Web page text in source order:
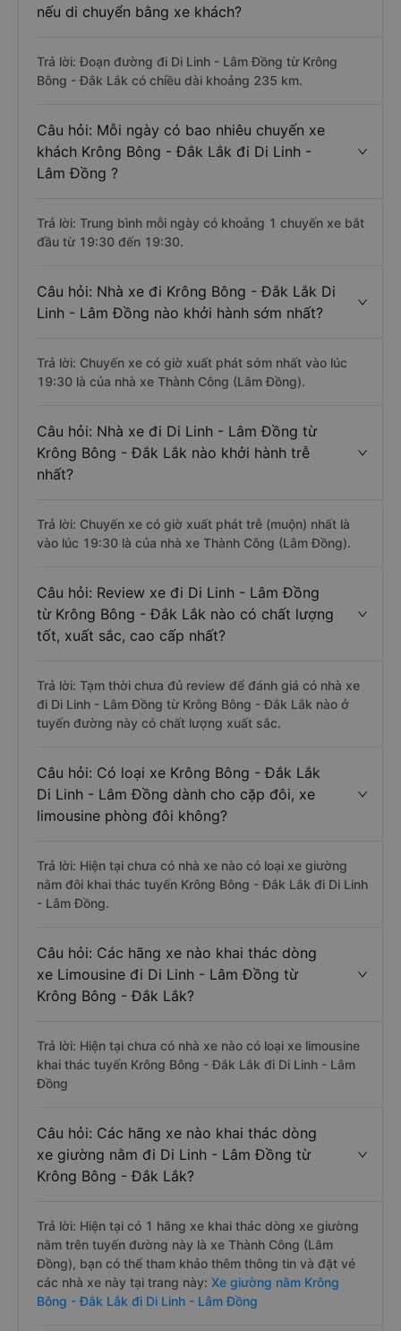
nếu di chuyển bằng xe khách?
Trả lời: Đoạn đường đi Di Linh - Lâm Đồng từ Krông
Bông - Đắk Lắk có chiều dài khoảng 235 km.
Câu hỏi: Mỗi ngày có bao nhiêu chuyến xe
khách Krông Bông - Đắk Lắk đi Di Linh -
Lâm Đồng ?
Trả lời: Trung bình mỗi ngày có khoảng 1 chuyến xe bắt
đầu từ 19:30 đến 19:30.
Câu hỏi: Nhà xe đi Krông Bông - Đắk Lắk Di
Linh - Lâm Đồng nào khởi hành sớm nhất?
Trả lời: Chuyến xe có giờ xuất phát sớm nhất vào lúc
19:30 là của nhà xe Thành Công (Lâm Đồng).
Câu hỏi: Nhà xe đi Di Linh - Lâm Đồng từ
Krông Bông - Đắk Lắk nào khởi hành trễ
nhất?
Trả lời: Chuyến xe có giờ xuất phát trễ (muộn) nhất là
vào lúc 19:30 là của nhà xe Thành Công (Lâm Đồng).
Câu hỏi: Review xe đi Di Linh - Lâm Đồng
từ Krông Bông - Đắk Lắk nào có chất lượng
tốt, xuất sắc, cao cấp nhất?
Trả lời: Tạm thời chưa đủ review để đánh giá có nhà xe
đi Di Linh - Lâm Đồng từ Krông Bông - Đắk Lắk nào ở
tuyến đường này có chất lượng xuất sắc.
Câu hỏi: Có loại xe Krông Bông - Đắk Lắk
Di Linh - Lâm Đồng dành cho cặp đôi, xe
limousine phòng đôi không?
Trả lời: Hiện tại chưa có nhà xe nào có loại xe giường
nằm đôi khai thác tuyến Krông Bông - Đắk Lắk đi Di Linh
- Lâm Đồng.
Câu hỏi: Các hãng xe nào khai thác dòng
xe Limousine đi Di Linh - Lâm Đồng từ
Krông Bông - Đắk Lắk?
Trả lời: Hiện tại chưa có nhà xe nào có loại xe limousine
khai thác tuyến Krông Bông - Đắk Lắk đi Di Linh - Lâm
Đồng
Câu hỏi: Các hãng xe nào khai thác dòng
xe giường nằm đi Di Linh - Lâm Đồng từ
Krông Bông - Đắk Lắk?
Trả lời: Hiện tại có 1 hãng xe khai thác dòng xe giường
nằm trên tuyến đường này là xe Thành Công (Lâm
Đồng), bạn có thể tham khảo thêm thông tin và đặt vé
các nhà xe này tại trang này: Xe giường nằm Krông
Bông - Đắk Lắk đi Di Linh - Lâm Đồng